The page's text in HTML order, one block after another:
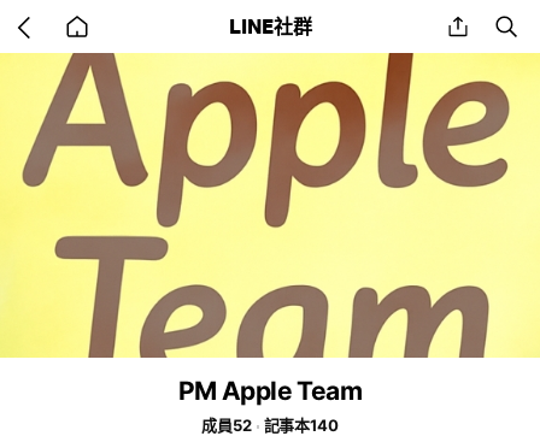
back
to
home
LINE社群 share
PM Apple Team
成員52
記事本140